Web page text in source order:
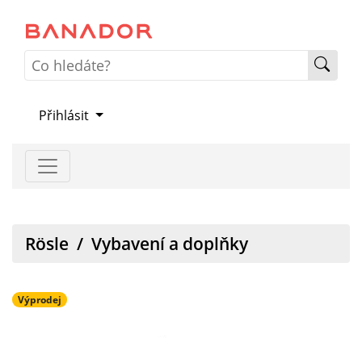
Přihlásit
Rösle / Vybavení a doplňky
Výprodej